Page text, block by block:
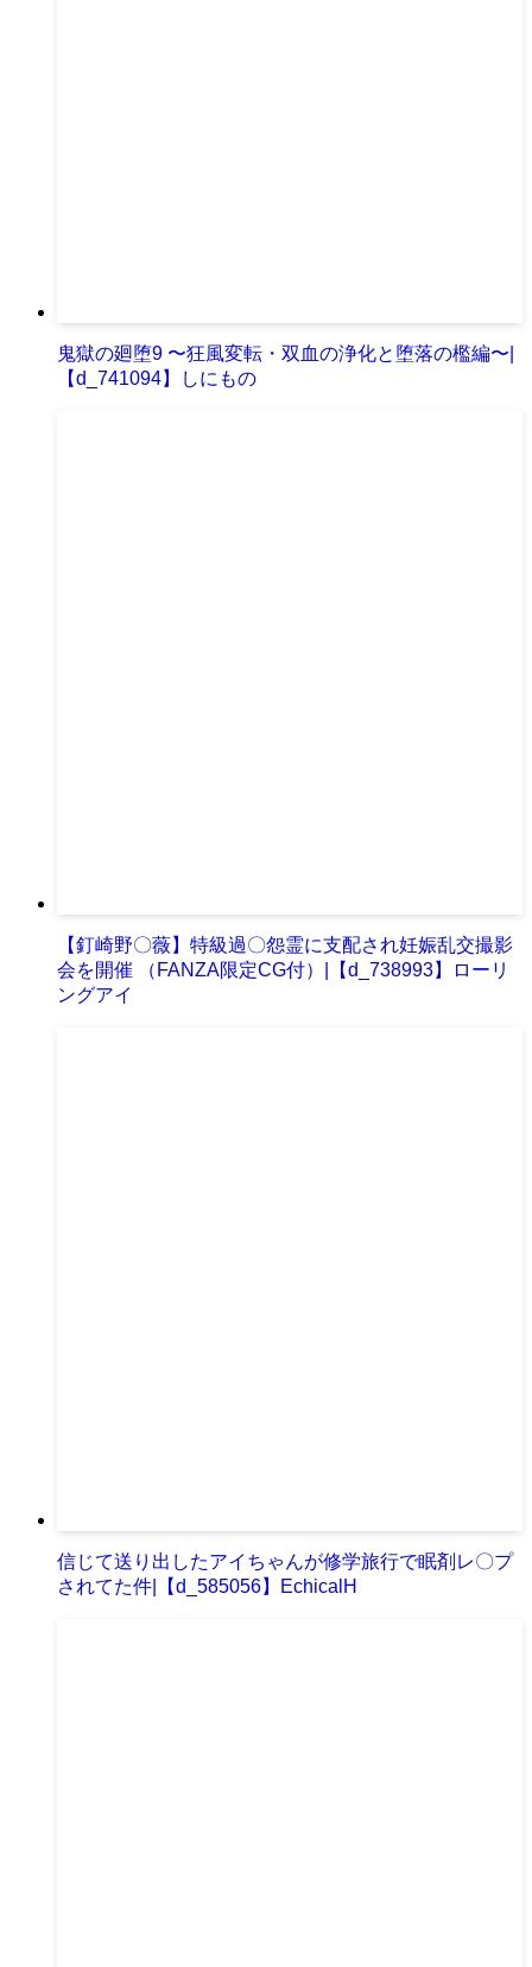
鬼獄の廻堕9 〜狂風変転・双血の浄化と堕落の檻編〜|
【d_741094】しにもの
【釘崎野〇薇】特級過〇怨霊に支配され妊娠乱交撮影
会を開催 （FANZA限定CG付）|【d_738993】ローリ
ングアイ
信じて送り出したアイちゃんが修学旅行で眠剤レ〇プ
されてた件|【d_585056】EchicalH